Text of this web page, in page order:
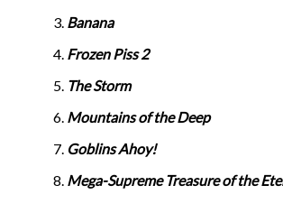
Banana
Frozen Piss 2
The Storm
Mountains of the Deep
Goblins Ahoy!
Mega-Supreme Treasure of the